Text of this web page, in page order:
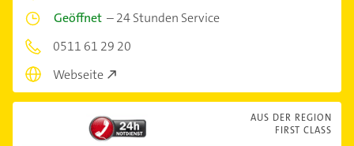
Geöffnet –24 Stunden Service
0511 61 29 20
Webseite
AUS DER REGION
FIRST CLASS